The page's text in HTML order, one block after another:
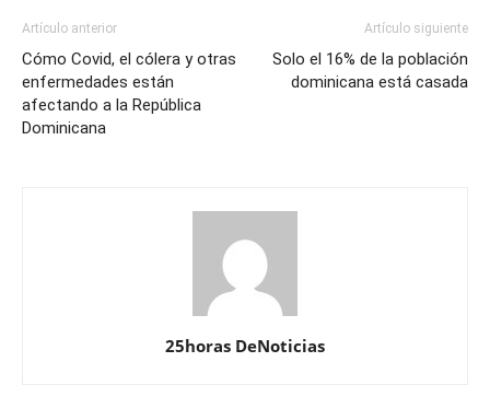
Artículo anterior
Cómo Covid, el cólera y otras
enfermedades están
afectando a la República
Dominicana
Artículo siguiente
Solo el 16% de la población
dominicana está casada
25horas DeNoticias